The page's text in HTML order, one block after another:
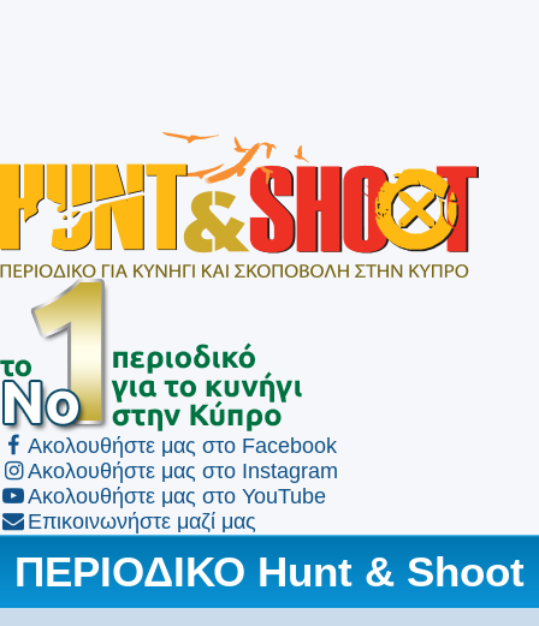
Ακολουθήστε μας στο Facebook
Ακολουθήστε μας στο Instagram
Ακολουθήστε μας στο YouTube
Επικοινωνήστε μαζί μας
ΠΕΡΙΟΔΙΚΟ Hunt & Shoot